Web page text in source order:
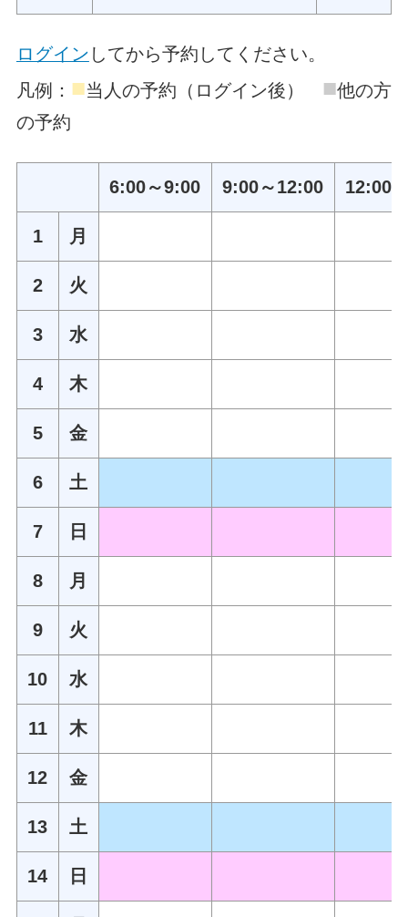
ログイン してから予約してください。
凡例： ■当人の予約（ログイン後） ■他の方
の予約
6:00～9:00 9:00～12:00 12:00
1 月
2 火
3 水
4 木
5 金
6 土
7 日
8 月
9 火
10 水
11 木
12 金
13 土
14 日